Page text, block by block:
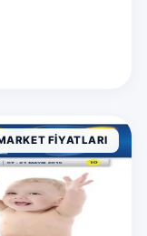
FIYATLARI